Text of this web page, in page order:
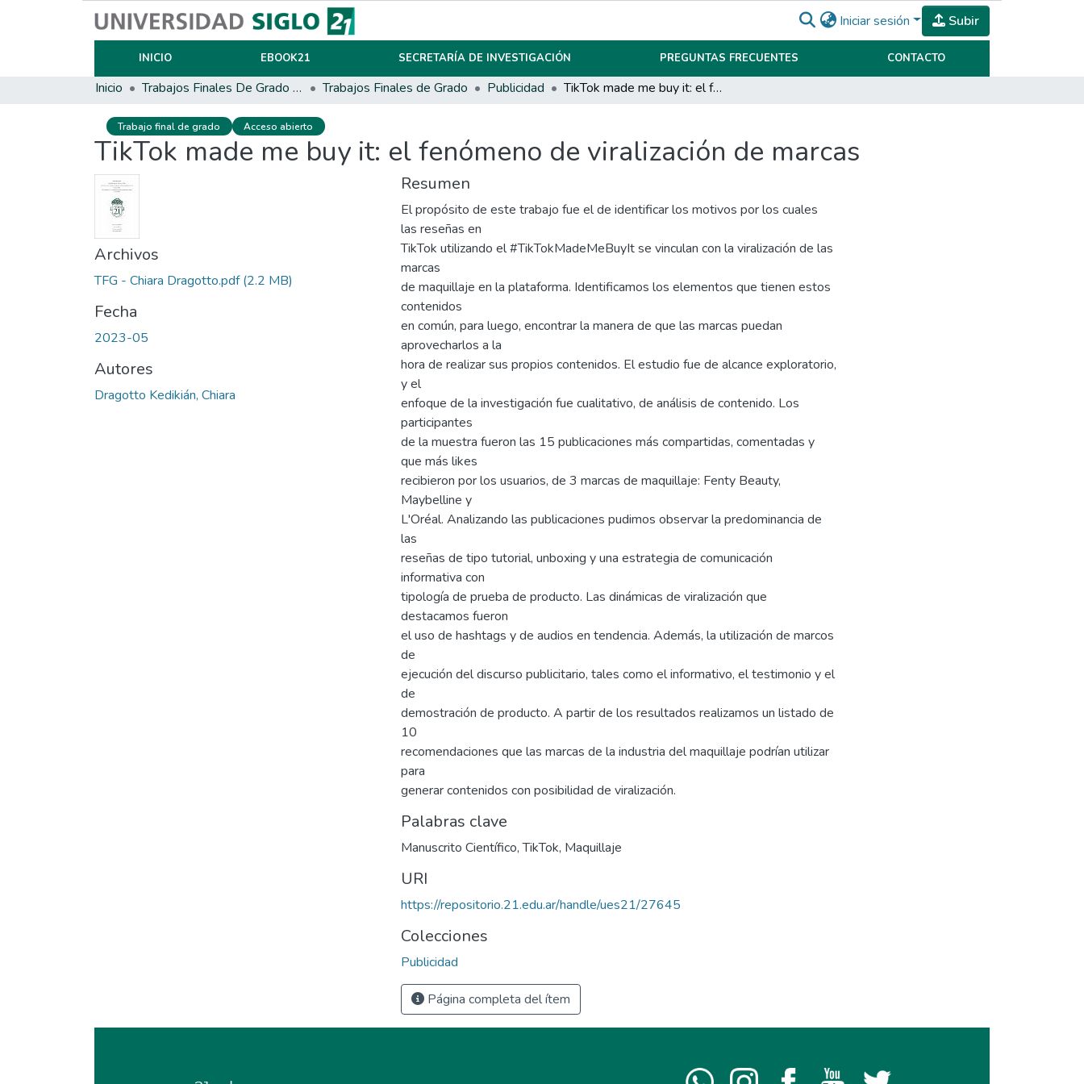
Iniciar sesión Subir
INICIO EBOOK21 SECRETARÍA DE INVESTIGACIÓN PREGUNTAS FRECUENTES CONTACTO
Inicio Trabajos Finales De Grado Y Posgrado Trabajos Finales de Grado Publicidad TikTok made me buy it: el fenómeno de viralización de marcas
Trabajo final de grado Acceso abierto
TikTok made me buy it: el fenómeno de viralización de marcas
Archivos
TFG - Chiara Dragotto.pdf(2.2 MB)
Fecha
2023-05
Autores
Dragotto Kedikián, Chiara
Resumen
El propósito de este trabajo fue el de identificar los motivos por los cuales
las reseñas en
TikTok utilizando el #TikTokMadeMeBuyIt se vinculan con la viralización de las
marcas
de maquillaje en la plataforma. Identificamos los elementos que tienen estos
contenidos
en común, para luego, encontrar la manera de que las marcas puedan
aprovecharlos a la
hora de realizar sus propios contenidos. El estudio fue de alcance exploratorio,
y el
enfoque de la investigación fue cualitativo, de análisis de contenido. Los
participantes
de la muestra fueron las 15 publicaciones más compartidas, comentadas y
que más likes
recibieron por los usuarios, de 3 marcas de maquillaje: Fenty Beauty,
Maybelline y
L'Oréal. Analizando las publicaciones pudimos observar la predominancia de
las
reseñas de tipo tutorial, unboxing y una estrategia de comunicación
informativa con
tipología de prueba de producto. Las dinámicas de viralización que
destacamos fueron
el uso de hashtags y de audios en tendencia. Además, la utilización de marcos
de
ejecución del discurso publicitario, tales como el informativo, el testimonio y el
de
demostración de producto. A partir de los resultados realizamos un listado de
10
recomendaciones que las marcas de la industria del maquillaje podrían utilizar
para
generar contenidos con posibilidad de viralización.
Palabras clave
Manuscrito Científico,TikTok, Maquillaje
URI
https://repositorio.21.edu.ar/handle/ues21/27645
Colecciones
Publicidad
Página completa del ítem